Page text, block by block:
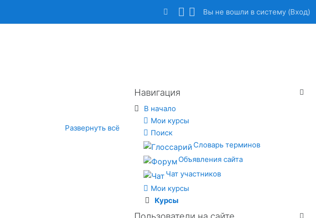
Изменить данные поисковой строки
Вы не вошли в систему (Вход)
Развернуть всё
Пропустить Навигация
Навигация
В начало
Мои курсы
Поиск
Словарь терминов
Объявления сайта
Чат участников
Мои курсы
Курсы
Пропустить Пользователи на сайте